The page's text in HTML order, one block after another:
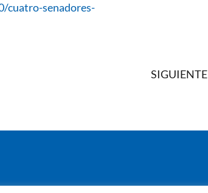
cuatro-senadores-
SIGUIENTE